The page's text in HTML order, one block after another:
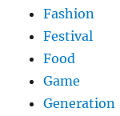
Fashion
Festival
Food
Game
Generation